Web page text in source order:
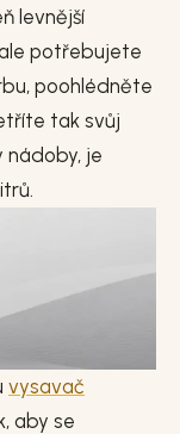
levnější
potřebujete
poohlédněte
tak svůj
nádoby, je
vysavač
aby se